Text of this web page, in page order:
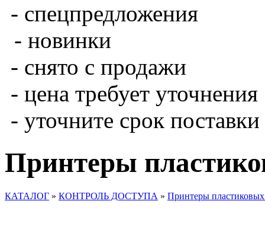
- спецпредложения
- новинки
- снято с продажи
- цена требует уточнения
- уточните срок поставки
Принтеры
КАТАЛОГ » КОНТРОЛЬ ДОСТУПА » Принтеры пластиковых